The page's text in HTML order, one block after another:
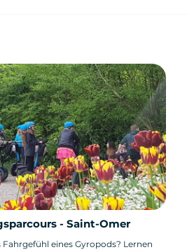
- Saint-Omer
Fahrgefühl eines Gyropods? Lernen